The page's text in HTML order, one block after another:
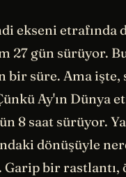
ekseni etrafında
27 gün sürüyor.
bir süre. Ama işte,
Ay'ın Dünya
8 saat sürüyor.
dönüşüyle
Garip bir rastlantı,